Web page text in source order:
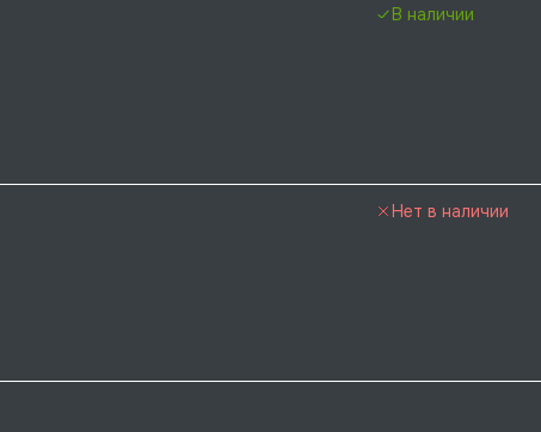
В наличии
Нет в наличии